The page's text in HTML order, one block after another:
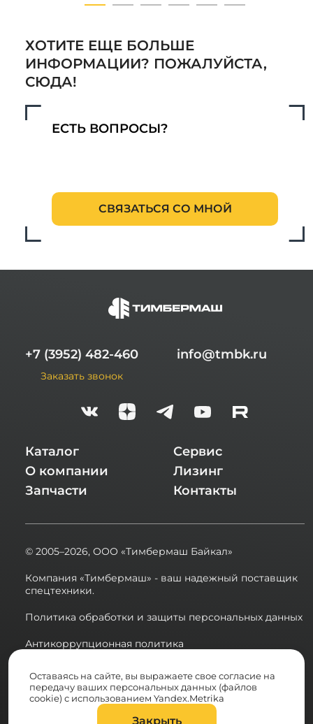
ХОТИТЕ ЕЩЕ БОЛЬШЕ
ИНФОРМАЦИИ? ПОЖАЛУЙСТА,
СЮДА!
ЕСТЬ ВОПРОСЫ?
СВЯЗАТЬСЯ СО МНОЙ
+7 (3952) 482-460
Заказать звонок
info@tmbk.ru
Каталог
О компании
Запчасти
Сервис
Лизинг
Контакты
© 2005–2026, ООО «Тимбермаш Байкал»
Компания «Тимбермаш» - ваш надежный поставщик
спецтехники.
Политика обработки и защиты персональных данных
Антикоррупционная политика
Сводная ведомость результатов проведения СОУТ в
2025 году
Разработка сайта:
Оставаясь на сайте, вы выражаете свое согласие на
передачу ваших персональных данных (файлов
cookie) с использованием Yandex.Metrika
Закрыть